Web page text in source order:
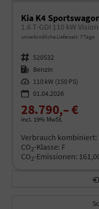
Kia K4
unverbindliche Lieferzeit: 7 Tage
Fahrzeugnr. 520532
Kraftstoff Benzin
Leistung 110 kW (150 PS)
01.04.2026
28.790,– €
incl. 19% MwSt.
Verbrauch kombiniert:
CO2-Klasse: F
CO2-Emissionen: